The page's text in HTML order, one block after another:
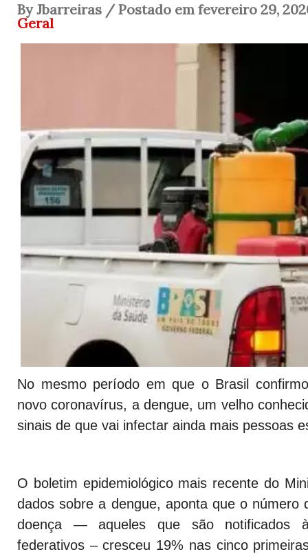
By Jbarreiras / Postado em fevereiro 29,
Geral
No mesmo período em que o Brasil
novo coronavírus, a dengue, um velho
sinais de que vai infectar ainda mais pessoas
O boletim epidemiológico mais recente do
dados sobre a dengue, aponta que o número
doença — aqueles que são notificados
federativos – cresceu 19% nas cinco